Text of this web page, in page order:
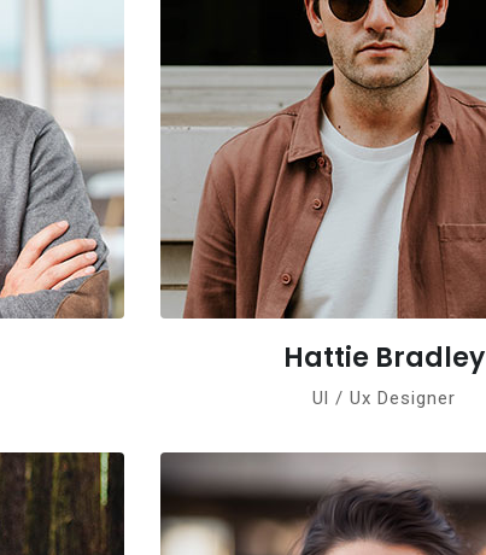
Hattie Bradley
Ul / Ux Designer